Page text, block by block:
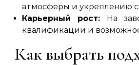
атмосферы и укреплению
Карьерный рост: На
квалификации и
Как выбрать